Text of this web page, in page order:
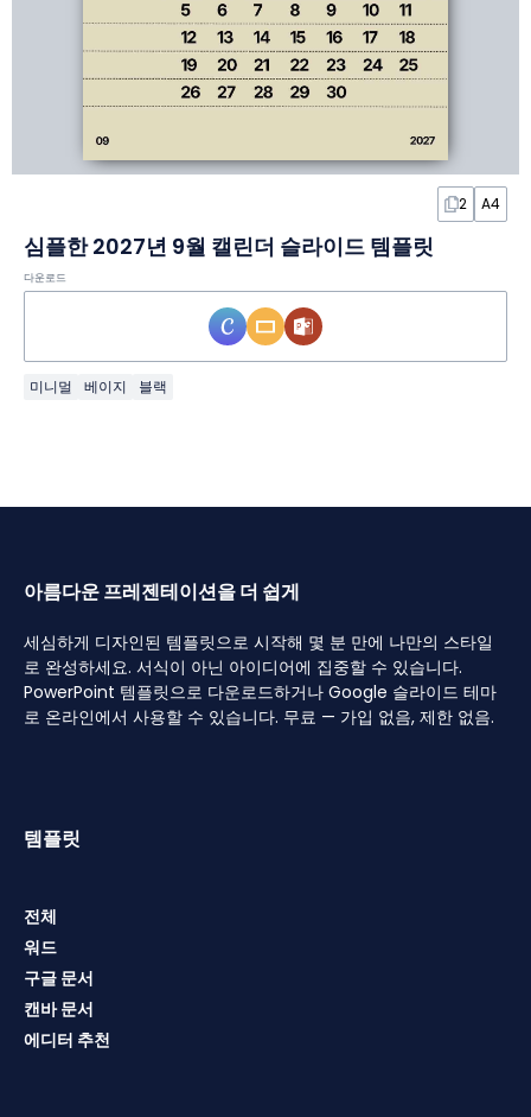
2 A4
심플한 2027년 9월 캘린더 슬라이드 템플릿
다운로드
미니멀 베이지 블랙
아름다운 프레젠테이션을 더 쉽게
세심하게 디자인된 템플릿으로 시작해 몇 분 만에 나만의 스타일
로 완성하세요. 서식이 아닌 아이디어에 집중할 수 있습니다.
PowerPoint 템플릿으로 다운로드하거나 Google 슬라이드 테마
로 온라인에서 사용할 수 있습니다. 무료 — 가입 없음, 제한 없음.
템플릿
전체
워드
구글 문서
캔바 문서
에디터 추천